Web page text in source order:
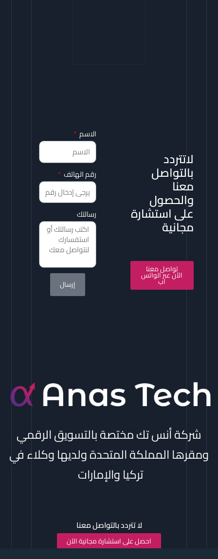
لاتتردد
بالتواصل
معنا
والحصول
على استشارة
مجانية
تواصل معنا
الآن عبر الواتس
اب
الاسم
رقم الهاتف
رسالتك
إرسال
شركة أنس تك مختصة بالتسويق الرقمي
ومقرها المملكة المتحدة ولديها وكلاء في
تركيا والإمارات
لا تتردد بالتواصل معنا
احصل على استشارة مجانية الآن